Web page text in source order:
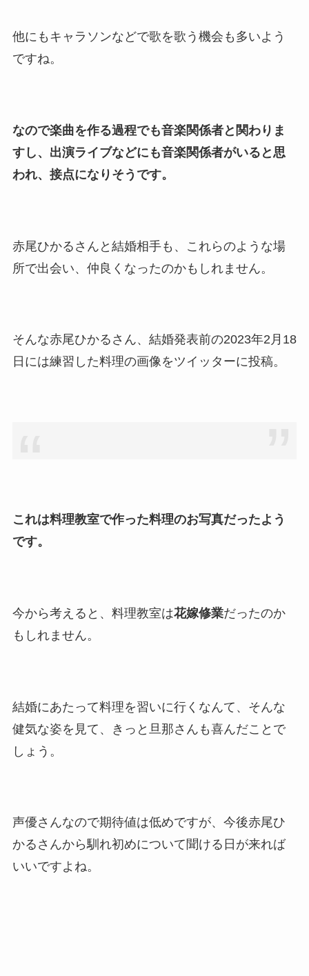
他にもキャラソンなどで歌を歌う機会も多いよう
ですね。
なので楽曲を作る過程でも音楽関係者と関わりま
すし、出演ライブなどにも音楽関係者がいると思
われ、接点になりそうです。
赤尾ひかるさんと結婚相手も、これらのような場
所で出会い、仲良くなったのかもしれません。
そんな赤尾ひかるさん、結婚発表前の2023年2月18
日には練習した料理の画像をツイッターに投稿。
これは料理教室で作った料理のお写真だったよう
です。
今から考えると、料理教室は花嫁修業だったのか
もしれません。
結婚にあたって料理を習いに行くなんて、そんな
健気な姿を見て、きっと旦那さんも喜んだことで
しょう。
声優さんなので期待値は低めですが、今後赤尾ひ
かるさんから馴れ初めについて聞ける日が来れば
いいですよね。